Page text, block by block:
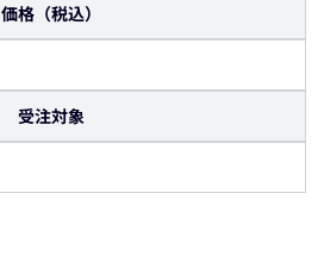
価格（税込）
受注対象